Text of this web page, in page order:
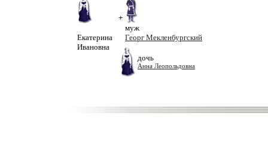
Екатерина
Ивановна
+
муж
Георг Мекленбургский
дочь
Анна Леопольдовна